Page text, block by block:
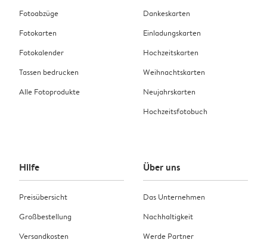
Fotoabzüge
Fotokarten
Fotokalender
Tassen bedrucken
Alle Fotoprodukte
Dankeskarten
Einladungskarten
Hochzeitskarten
Weihnachtskarten
Neujahrskarten
Hochzeitsfotobuch
Hilfe
Preisübersicht
Großbestellung
Versandkosten
Über uns
Das Unternehmen
Nachhaltigkeit
Werde Partner